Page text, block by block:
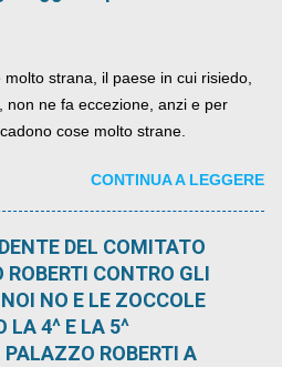
molto strana, il paese in cui risiedo,
non ne fa eccezione, anzi e per
cose molto strane.
CONTINUA A LEGGERE
DEL COMITATO
CONTRO GLI
NO E LE ZOCCOLE
LA 4^ E LA 5^
ROBERTI A